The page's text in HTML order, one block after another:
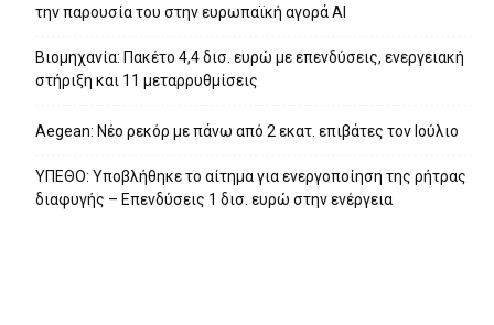
την παρουσία του στην ευρωπαϊκή αγορά ΑΙ
Βιομηχανία: Πακέτο 4,4 δισ. ευρώ με επενδύσεις, ενεργειακή
στήριξη και 11 μεταρρυθμίσεις
Aegean: Νέο ρεκόρ με πάνω από 2 εκατ. επιβάτες τον Ιούλιο
ΥΠΕΘΟ: Υποβλήθηκε το αίτημα για ενεργοποίηση της ρήτρας
διαφυγής – Επενδύσεις 1 δισ. ευρώ στην ενέργεια